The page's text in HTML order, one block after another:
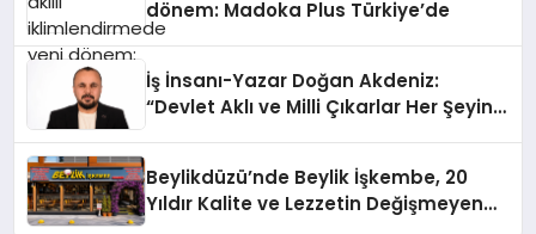
dönem: Madoka Plus Türkiye’de
İş İnsanı-Yazar Doğan Akdeniz:
“Devlet Aklı ve Milli Çıkarlar Her Şeyin
Beylikdüzü’nde Beylik İşkembe, 20
Yıldır Kalite ve Lezzetin Değişmeyen